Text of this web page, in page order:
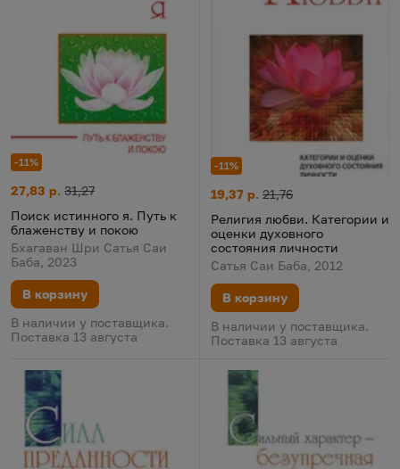
-11%
Поиск истинного я. Путь к блаженству и покою
Цена:
27,83 р.
Старая цена:
31,27
Поиск истинного я. Путь к
блаженству и покою
Бхагаван Шри Сатья Саи
Баба, 2023
В корзину
В наличии у поставщика.
Поставка 13 августа
-11%
Религия любви. Категории и
Цена:
19,37 р.
Старая цена:
21,76
Религия любви. Категории и
оценки духовного
состояния личности
Сатья Саи Баба, 2012
В корзину
В наличии у поставщика.
Поставка 13 августа